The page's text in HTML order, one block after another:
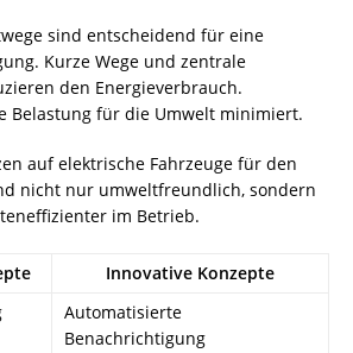
sind entscheidend für eine
Kurze Wege und zentrale
den Energieverbrauch.
Belastung für die Umwelt minimiert.
auf elektrische Fahrzeuge für den
nicht nur umweltfreundlich, sondern
im Betrieb.
Innovative Konzepte
Automatisierte
Benachrichtigung